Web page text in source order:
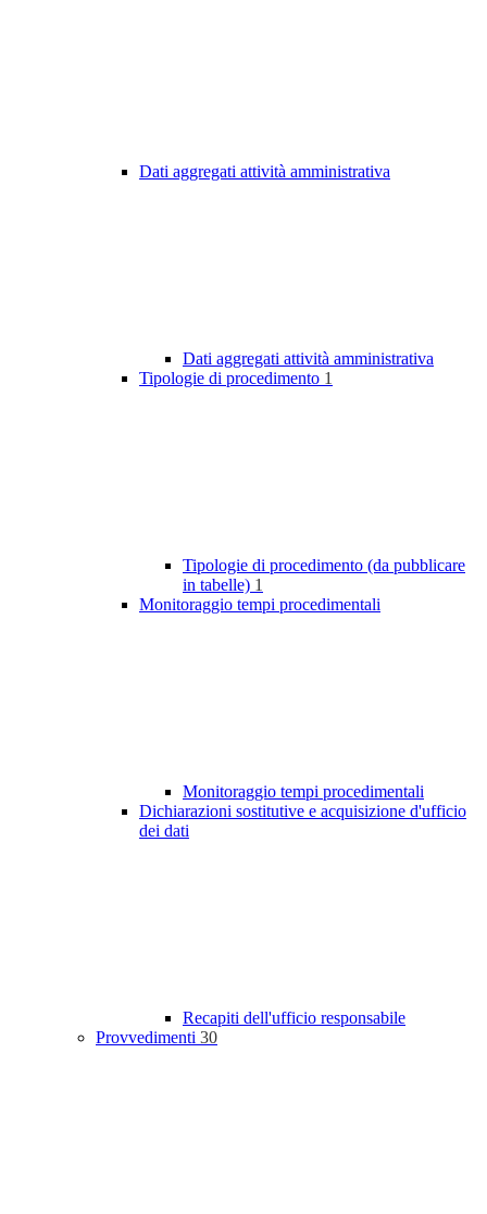
Dati aggregati attività amministrativa
Dati aggregati attività amministrativa
Tipologie di procedimento 1
Tipologie di procedimento (da pubblicare
in tabelle) 1
Monitoraggio tempi procedimentali
Monitoraggio tempi procedimentali
Dichiarazioni sostitutive e acquisizione d'ufficio
dei dati
Recapiti dell'ufficio responsabile
Provvedimenti 30